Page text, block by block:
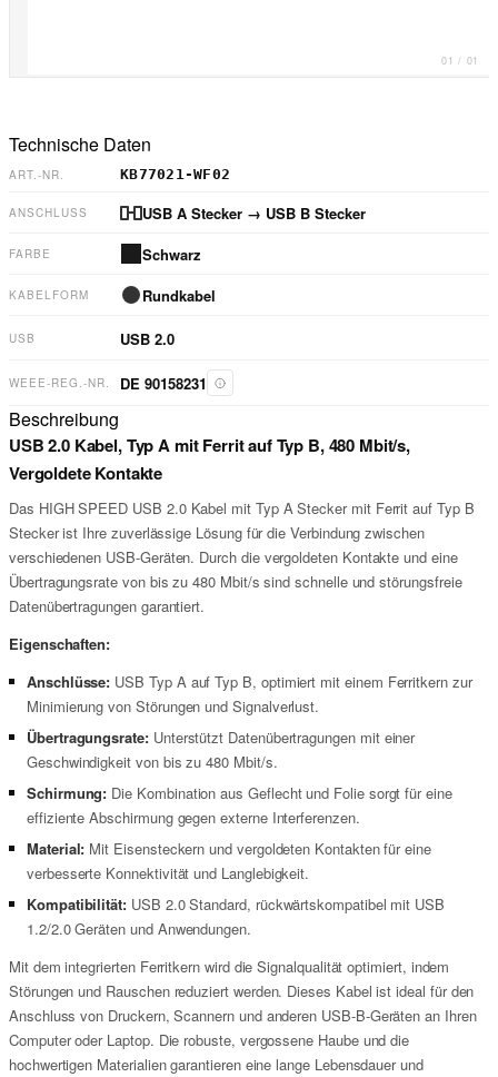
01 / 01
Technische Daten
ART.-NR. KB77021-WF02
ANSCHLUSS USB A Stecker → USB B Stecker
FARBE Schwarz
KABELFORM Rundkabel
USB USB 2.0
WEEE-REG.-NR. DE 90158231
Beschreibung
USB 2.0 Kabel, Typ A mit Ferrit auf Typ B, 480 Mbit/s,
Vergoldete Kontakte
Das HIGH SPEED USB 2.0 Kabel mit Typ A Stecker mit Ferrit auf Typ B
Stecker ist Ihre zuverlässige Lösung für die Verbindung zwischen
verschiedenen USB-Geräten. Durch die vergoldeten Kontakte und eine
Übertragungsrate von bis zu 480 Mbit/s sind schnelle und störungsfreie
Datenübertragungen garantiert.
Eigenschaften:
Anschlüsse: USB Typ A auf Typ B, optimiert mit einem Ferritkern zur
Minimierung von Störungen und Signalverlust.
Übertragungsrate:Unterstützt Datenübertragungen mit einer
Geschwindigkeit von bis zu 480 Mbit/s.
Schirmung: Die Kombination aus Geflecht und Folie sorgt für eine
effiziente Abschirmung gegen externe Interferenzen.
Material: Mit Eisensteckern und vergoldeten Kontakten für eine
verbesserte Konnektivität und Langlebigkeit.
Kompatibilität: USB 2.0 Standard, rückwärtskompatibel mit USB
1.2/2.0 Geräten und Anwendungen.
Mit dem integrierten Ferritkern wird die Signalqualität optimiert, indem
Störungen und Rauschen reduziert werden. Dieses Kabel ist ideal für den
Anschluss von Druckern, Scannern und anderen USB-B-Geräten an Ihren
Computer oder Laptop. Die robuste, vergossene Haube und die
hochwertigen Materialien garantieren eine lange Lebensdauer und